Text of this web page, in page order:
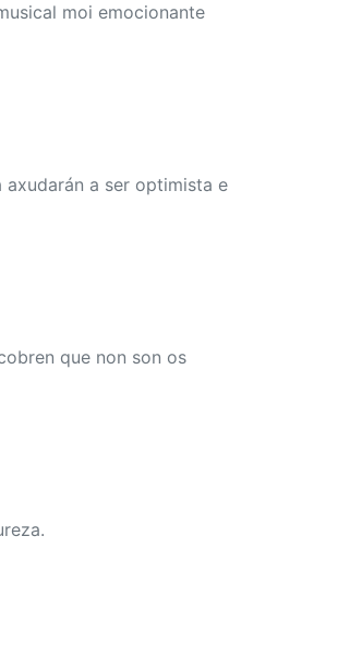
moi emocionante
a ser optimista e
que non son os